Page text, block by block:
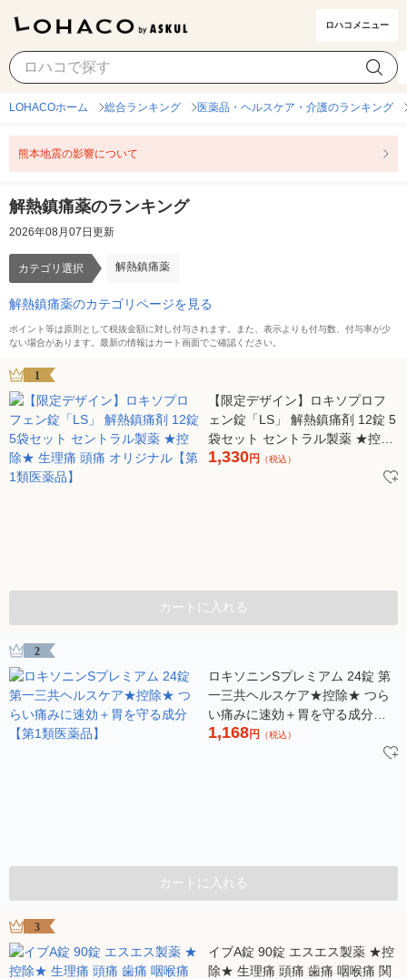
ロハコメニュー
解熱鎮痛薬 カテゴリ選択
LOHACOホーム 総合ランキング 医薬品・ヘルスケア・介護のランキング
熊本地震の影響について
解熱鎮痛薬のランキング
2026年08月07日更新
カテゴリ選択 解熱鎮痛薬
解熱鎮痛薬のカテゴリページを見る
ポイント等は原則として税抜金額に対し付与されます。また、表示よりも付与数、付与率が少
ない場合があります。最新の情報はカート画面でご確認ください。
1
【限定デザイン】ロキソプロフ
ェン錠「LS」 解熱鎮痛剤 12錠 5
袋セット セントラル製薬 ★控除
★ 生理痛 頭痛 オリジナル【第1
1,330円 （税込）
カートに入れる
2
ロキソニンSプレミアム 24錠 第
一三共ヘルスケア★控除★ つら
い痛みに速効＋胃を守る成分
【第1類医薬品】
1,168円 （税込）
カートに入れる
3
イブA錠 90錠 エスエス製薬 ★控
除★ 生理痛 頭痛 歯痛 咽喉痛 関